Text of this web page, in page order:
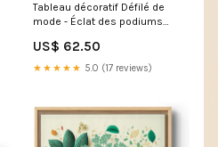
Tableau décoratif Défilé de
mode - Éclat des podiums
US$ 62.50
★★★★★ 5.0 (17 reviews)